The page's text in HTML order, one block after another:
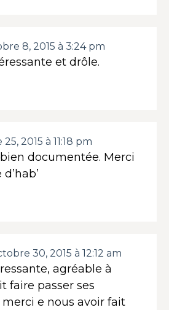
8, 2015 à 3:24 pm
et drôle.
2015 à 11:18 pm
documentée. Merci
30, 2015 à 12:12 am
agréable à
faire passer ses
e nous avoir fait